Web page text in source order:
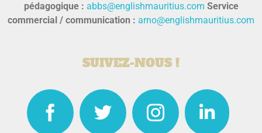
pédagogique : abbs@englishmauritius.com Service
commercial / communication : arno@englishmauritius.com
SUIVEZ-NOUS !